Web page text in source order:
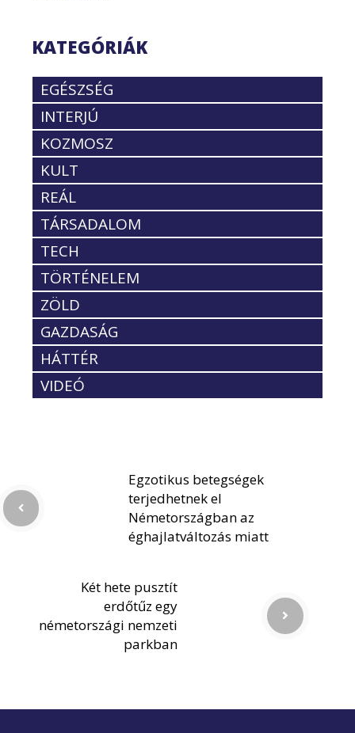
KATEGÓRIÁK
EGÉSZSÉG
INTERJÚ
KOZMOSZ
KULT
REÁL
TÁRSADALOM
TECH
TÖRTÉNELEM
ZÖLD
GAZDASÁG
HÁTTÉR
VIDEÓ
Egzotikus betegségek
terjedhetnek el
Németországban az
éghajlatváltozás miatt
Két hete pusztít
erdőtűz egy
németországi nemzeti
parkban